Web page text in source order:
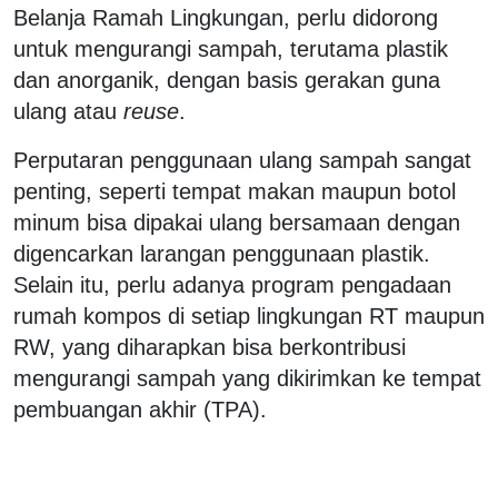
Belanja Ramah Lingkungan, perlu didorong
untuk mengurangi sampah, terutama plastik
dan anorganik, dengan basis gerakan guna
ulang atau reuse.
Perputaran penggunaan ulang sampah sangat
penting, seperti tempat makan maupun botol
minum bisa dipakai ulang bersamaan dengan
digencarkan larangan penggunaan plastik.
Selain itu, perlu adanya program pengadaan
rumah kompos di setiap lingkungan RT maupun
RW, yang diharapkan bisa berkontribusi
mengurangi sampah yang dikirimkan ke tempat
pembuangan akhir (TPA).